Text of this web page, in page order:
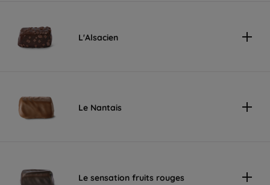
L'Alsacien
Le Nantais
Le sensation fruits rouges